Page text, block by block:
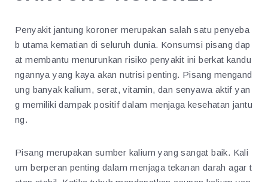
Penyakit jantung koroner merupakan salah satu penyeba
b utama kematian di seluruh dunia. Konsumsi pisang dap
at membantu menurunkan risiko penyakit ini berkat kandu
ngannya yang kaya akan nutrisi penting. Pisang mengand
ung banyak kalium, serat, vitamin, dan senyawa aktif yan
g memiliki dampak positif dalam menjaga kesehatan jantu
ng.
Pisang merupakan sumber kalium yang sangat baik. Kali
um berperan penting dalam menjaga tekanan darah agar t